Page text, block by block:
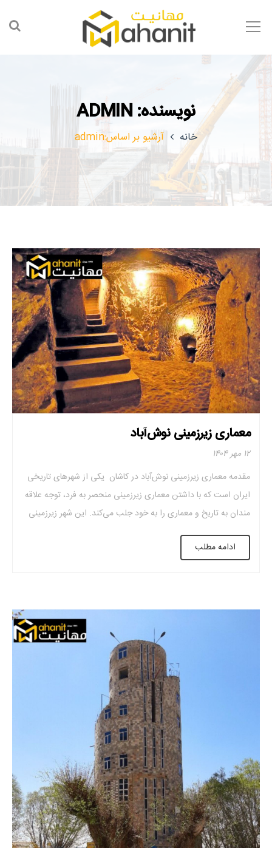
نویسنده: ADMIN
خانه آرشیو بر اساس:admin
معماری زیرزمینی نوش‌آباد
۱۲ مهر ۱۴۰۴
مقدمه معماری زیرزمینی نوش‌آباد در کاشان یکی از شهرهای تاریخی
ایران است که با داشتن معماری زیرزمینی منحصر به فرد، توجه علاقه
‌مندان به تاریخ و معماری را به خود جلب می‌کند. این شهر زیرزمینی
قدمتی چند صد ساله دارد. این شهر نمونه‌ای بی‌نظیر از خلاقیت بشر
در استفاده از فضاهای زیرسطحی برای زندگی و […]
ادامه مطلب